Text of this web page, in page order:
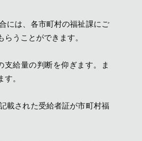
には、各市町村の福祉課にご
うことができます。
給量の判断を仰ぎます。ま
。
載された受給者証が市町村福